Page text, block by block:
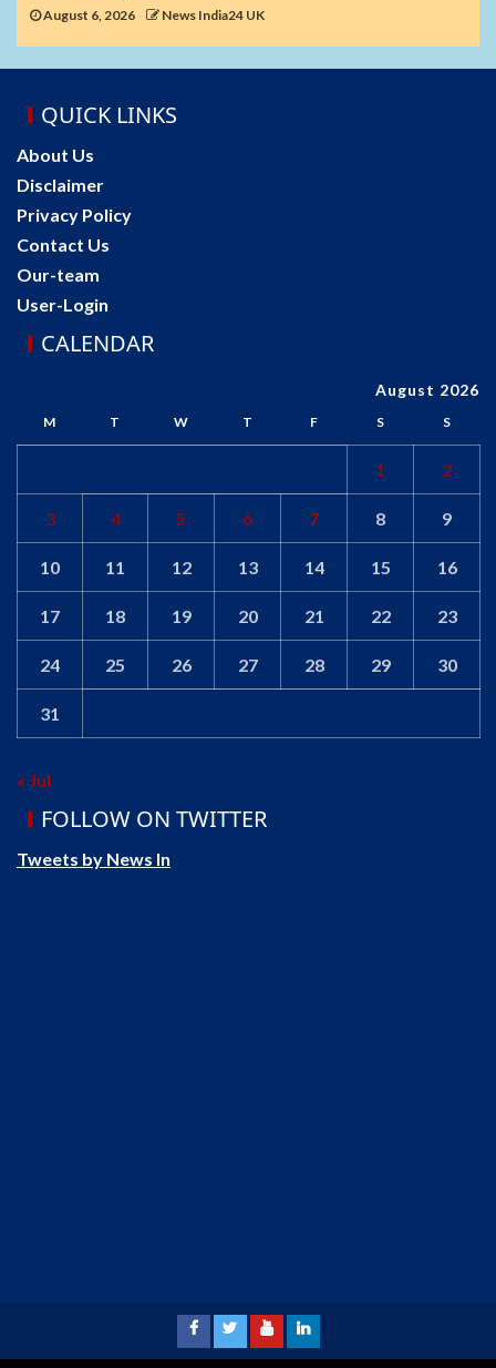
August 6, 2026 News India24 UK
QUICK LINKS
About Us
Disclaimer
Privacy Policy
Contact Us
Our-team
User-Login
CALENDAR
August 2026
M T W T F S S
1 2
3 4 5 6 7 8 9
10 11 12 13 14 15 16
17 18 19 20 21 22 23
24 25 26 27 28 29 30
31
« Jul
FOLLOW ON TWITTER
Tweets by News In